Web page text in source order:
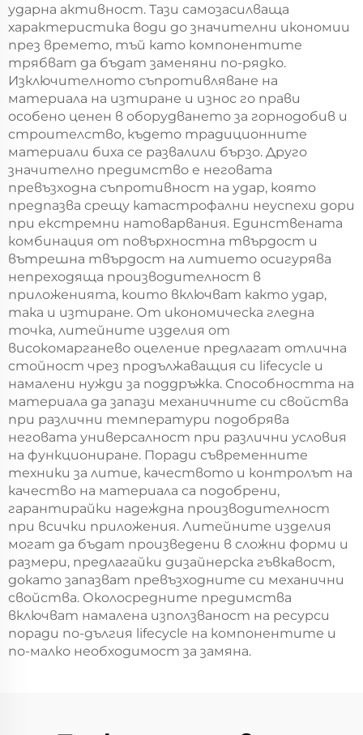
ударна активност. Тази самозасилваща
характеристика води до значителни икономии
през времето, тъй като компонентите
трябват да бъдат заменяни по-рядко.
Изключителното съпротивляване на
материала на изтиране и износ го прави
особено ценен в оборудването за горнодобив и
строителство, където традиционните
материали биха се развалили бързо. Друго
значително предимство е неговата
превъзходна съпротивност на удар, която
предпазва срещу катастрофални неуспехи дори
при екстремни натоварвания. Единствената
комбинация от повърхностна твърдост и
вътрешна твърдост на литието осигурява
непреходяща производителност в
приложенията, които включват както удар,
така и изтиране. От икономическа гледна
точка, литейните изделия от
високомарганево оцеление предлагат отлична
стойност чрез продължаващия си lifecycle и
намалени нужди за поддръжка. Способността на
материала да запази механичните си свойства
при различни температури подобрява
неговата универсалност при различни условия
на функциониране. Поради съвременните
техники за литие, качеството и контролът на
качество на материала са подобрени,
гарантирайки надеждна производителност
при всички приложения. Литейните изделия
могат да бъдат произведени в сложни форми и
размери, предлагайки дизайнерска гъвкавост,
докато запазват превъзходните си механични
свойства. Околосредните предимства
включват намалена използваност на ресурси
поради по-дългия lifecycle на компонентите и
по-малко необходимост за замяна.